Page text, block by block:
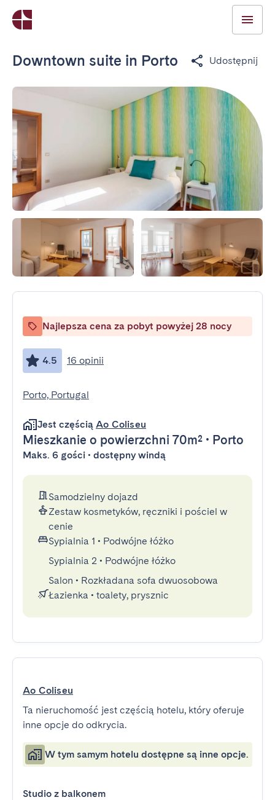
Downtown suite in Porto Udostępnij
Najlepsza cena za pobyt powyżej 28 nocy
4.5 16 opinii
Porto, Portugal
Jest częścią Ao Coliseu
Mieszkanie o powierzchni 70m² • Porto
Maks. 6 gości • dostępny windą
Samodzielny dojazd
Zestaw kosmetyków, ręczniki i pościel w
cenie
Sypialnia 1 • Podwójne łóżko
Sypialnia 2 • Podwójne łóżko
Salon • Rozkładana sofa dwuosobowa
Łazienka • toalety, prysznic
Ao Coliseu
Ta nieruchomość jest częścią hotelu, który oferuje
inne opcje do odkrycia.
W tym samym hotelu dostępne są inne opcje.
Studio z balkonem